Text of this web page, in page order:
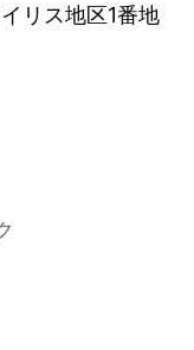
リス地区1番地